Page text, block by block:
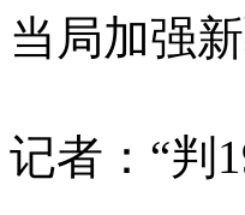
当局加强
记者：“判